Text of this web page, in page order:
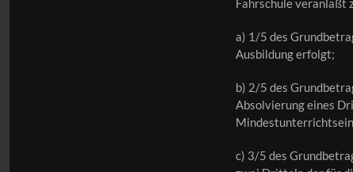
Fahrschule veranlaßt
a) 1/5 des
Ausbildung erfolgt;
b) 2/5 des
Absolvierung eines
c) 3/5 des